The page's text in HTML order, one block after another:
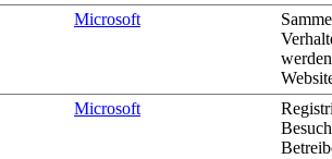
Microsoft
Microsoft